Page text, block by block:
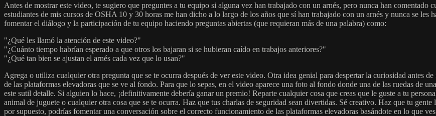
Antes de mostrar este video, te sugiero que preguntes a tu equipo si alguna vez han trabajado con un arnés, pero nunca han comentado
estudiantes de mis cursos de OSHA 10 y 30 horas me han dicho a lo largo de los años que sí han trabajado con un arnés y nunca se les
fomentar el diálogo y la participación de tu equipo haciendo preguntas abiertas (que requieran más de una palabra) como:
"¿Qué les llamó la atención de este video?"
"¿Cuánto tiempo habrían esperado a que otros los bajaran si se hubieran caído en trabajos anteriores?"
"¿Qué tan bien se ajustan el arnés cada vez que lo usan?"
Agrega o utiliza cualquier otra pregunta que se te ocurra después de ver este video. Otra idea genial para despertar la curiosidad antes
de las plataformas elevadoras que se ve al fondo. Para que lo sepas, en el video aparece una foto al fondo donde una de las ruedas de
este sutil detalle. Si alguien lo hace, ¡definitivamente debería ganar un premio! Reparte cualquier cosa que creas que le guste a tu
animal de juguete o cualquier otra cosa que se te ocurra. Haz que tus charlas de seguridad sean divertidas. Sé creativo. Haz que tu
por supuesto, podrías fomentar una conversación sobre el correcto funcionamiento de las plataformas elevadoras basándote en lo que